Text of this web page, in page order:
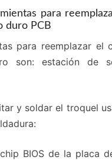
para
duro PCB
para reemplazar el
son: estación de
y soldar el troquel
BIOS de la placa